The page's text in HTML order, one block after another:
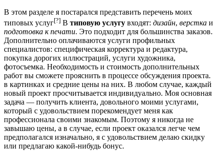
В этом разделе я постарался представить перечень моих
типовых услуг[?] В типовую услугу входят: дизайн, верстка и
подготовка к печати. Это подходит для большинства заказов.
Дополнительно оплачиваются услуги профильных
специалистов: специфическая корректура и редактура,
покупка дорогих иллюстраций, услуги художника,
фотосъемка. Необходимость и стоимость дополнительных
работ вы сможете прояснить в процессе обсуждения проекта.
в картинках и средние цены на них. В любом случае, каждый
новый проект просчитывается индивидуально. Моя основная
задача — получить клиента, довольного моими услугами,
который с удовольствием порекомендует меня как
профессионала своими знакомым. Поэтому я никогда не
завышаю цены, а в случае, если проект оказался легче чем
предполагался изначально, я с удовольствием делаю скидку
или предлагаю какой-нибудь бонус.